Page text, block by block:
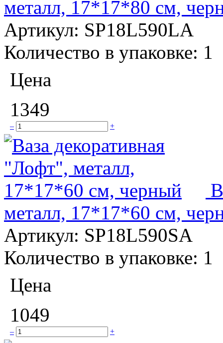
металл, 17*17*80 см,
Артикул: SP18L590LA
Количество в упаковке: 1
Цена
1349
– +
металл, 17*17*60 см,
Артикул: SP18L590SA
Количество в упаковке: 1
Цена
1049
– +